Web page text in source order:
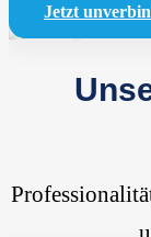
Jetzt